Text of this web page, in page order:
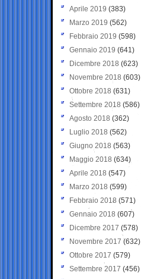
Aprile 2019 (383)
Marzo 2019 (562)
Febbraio 2019 (598)
Gennaio 2019 (641)
Dicembre 2018 (623)
Novembre 2018 (603)
Ottobre 2018 (631)
Settembre 2018 (586)
Agosto 2018 (362)
Luglio 2018 (562)
Giugno 2018 (563)
Maggio 2018 (634)
Aprile 2018 (547)
Marzo 2018 (599)
Febbraio 2018 (571)
Gennaio 2018 (607)
Dicembre 2017 (578)
Novembre 2017 (632)
Ottobre 2017 (579)
Settembre 2017 (456)